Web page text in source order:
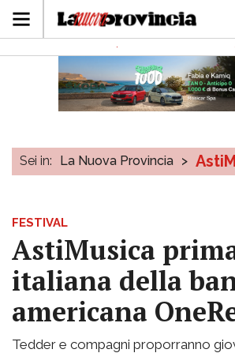
Sei in: La Nuova Provincia >
FESTIVAL
AstiMusica
italiana della
americana
Tedder e compagni proporranno